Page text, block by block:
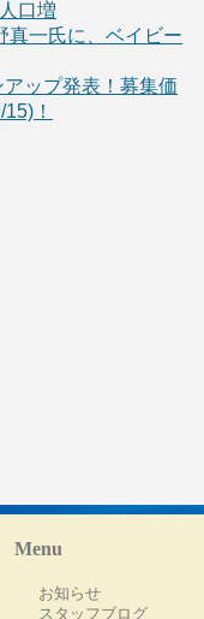
口増
真一氏に、ベイビー
ップ発表！募集価
！